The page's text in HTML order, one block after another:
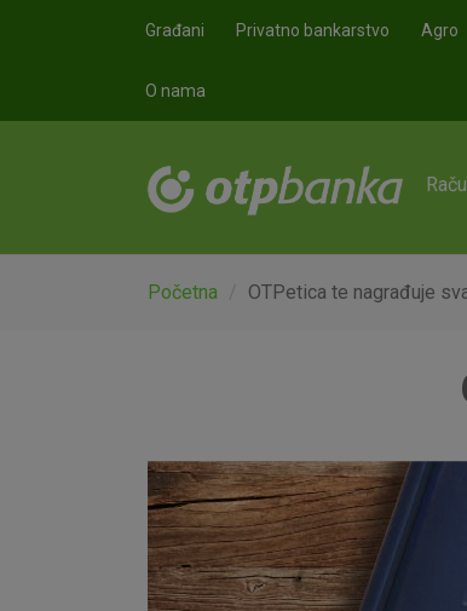
Građani Privatno bankarstvo Agro
O nama
Početna OTPetica te nagrađuje